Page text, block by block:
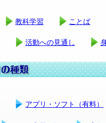
教科学習 ことば
活動への見通し
アプリ・ソフト（有料）